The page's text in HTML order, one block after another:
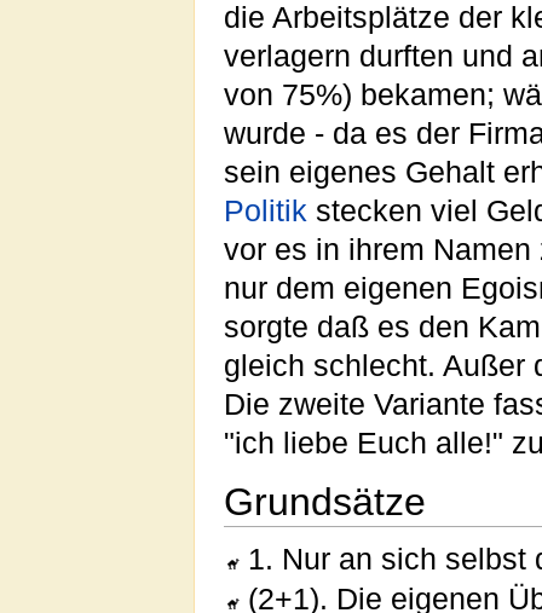
die Arbeitsplätze der
verlagern durften und
von 75%) bekamen;
wurde - da es der
sein eigenes Gehalt
Politik stecken viel
vor es in ihrem
nur dem eigenen
sorgte daß es den
gleich schlecht. Außer
Die zweite Variante
"ich liebe Euch alle!"
Grundsätze
1. Nur an sich selbst
(2+1). Die eigenen